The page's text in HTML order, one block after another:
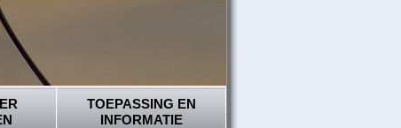
TOEPASSING EN
INFORMATIE